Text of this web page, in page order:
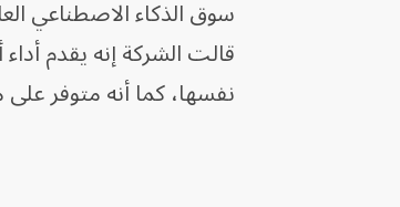
نفسها، كما أنه متوفر